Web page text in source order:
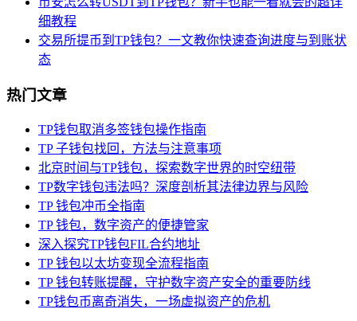
细教程
交易所提币到TP钱包？一文教你快速查询进度与到账状
态
热门文章
TP钱包取消多签钱包操作指南
TP 子钱包找回，方法与注意事项
北京时间与TP钱包，探索数字世界的时空纽带
TP数字钱包违法吗？深度剖析其法律边界与风险
TP 钱包冲币全指南
TP 钱包，数字资产的便捷管家
深入探究TP钱包FIL合约地址
TP 钱包以太坊变现全流程指南
TP 钱包转账提醒，守护数字资产安全的重要防线
TP钱包币离奇消失，一场虚拟资产的危机